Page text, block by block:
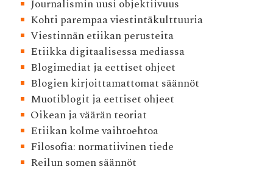
Journalismin uusi objektiivuus
Kohti parempaa viestintäkulttuuria
Viestinnän etiikan perusteita
Etiikka digitaalisessa mediassa
Blogimediat ja eettiset ohjeet
Blogien kirjoittamattomat säännöt
Muotiblogit ja eettiset ohjeet
Oikean ja väärän teoriat
Etiikan kolme vaihtoehtoa
Filosofia: normatiivinen tiede
Reilun somen säännöt